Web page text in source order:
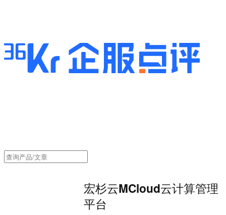
宏杉云MCloud云计算管理
平台